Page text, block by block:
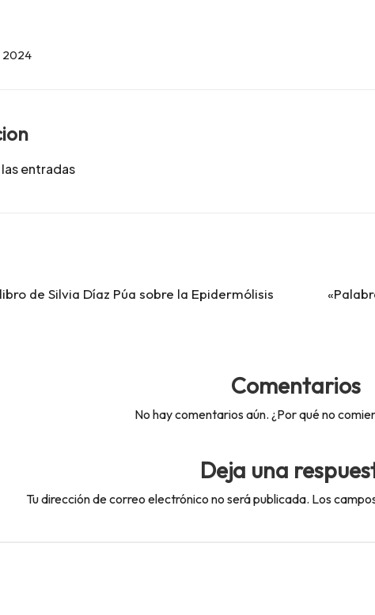
2024
entradas
de Silvia Díaz Púa sobre la Epidermólisis
Comentarios
No hay comentarios aún. ¿Por qué no
Deja una
Tu dirección de correo electrónico no será publicada. Los